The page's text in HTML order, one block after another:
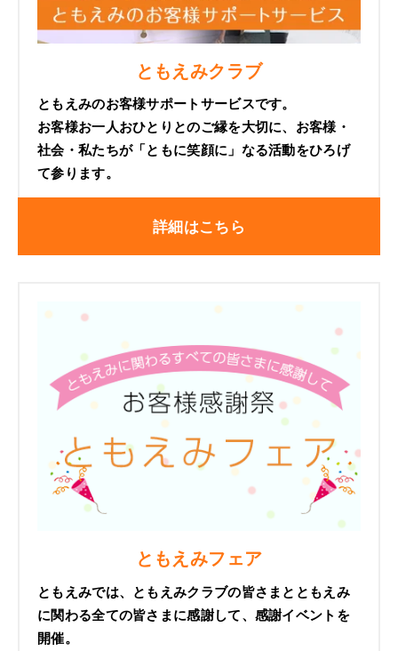
ともえみクラブ
ともえみのお客様サポートサービスです。
お客様お一人おひとりとのご縁を大切に、お客様・
社会・私たちが「ともに笑顔に」なる活動をひろげ
て参ります。
詳細はこちら
ともえみフェア
ともえみでは、ともえみクラブの皆さまとともえみ
に関わる全ての皆さまに感謝して、感謝イベントを
開催。